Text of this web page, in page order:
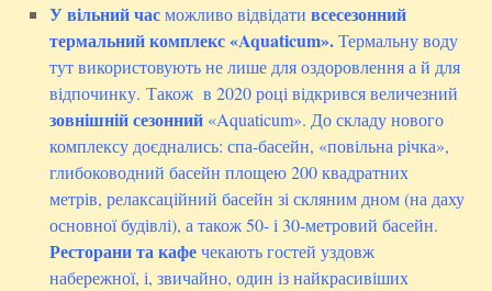
У вільний часможливо відвідати всесезонний
термальний комплекс «Aquaticum».Термальну воду
тут використовують не лише для оздоровлення а й для
відпочинку. Також в 2020 році відкрився величезний
зовнішній сезонний «Aquaticum». До складу нового
комплексу доєднались: спа-басейн, «повільна річка»,
глибоководний басейн площею 200 квадратних
метрів, релаксаційний басейн зі скляним дном (на даху
основної будівлі), а також 50- і 30-метровий басейн.
Ресторани та кафечекають гостей уздовж
набережної, і, звичайно, один із найкрасивіших